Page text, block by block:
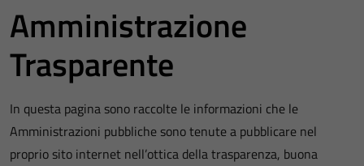
Amministrazione
Trasparente
In questa pagina sono raccolte le informazioni che le
Amministrazioni pubbliche sono tenute a pubblicare nel
proprio sito internet nell’ottica della trasparenza, buona